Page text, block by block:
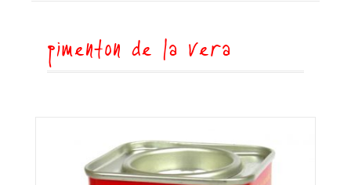
pimenton de la vera